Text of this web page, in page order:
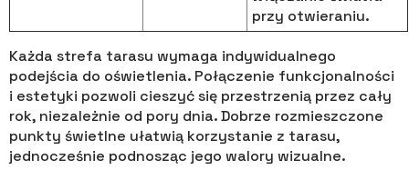
przy otwieraniu.
Każda strefa tarasu wymaga indywidualnego
podejścia do oświetlenia. Połączenie funkcjonalności
i estetyki pozwoli cieszyć się przestrzenią przez cały
rok, niezależnie od pory dnia. Dobrze rozmieszczone
punkty świetlne ułatwią korzystanie z tarasu,
jednocześnie podnosząc jego walory wizualne.